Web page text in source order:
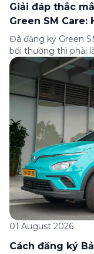
Giải đáp thắc
Green SM Care:
hỗ trợ
Đã đăng ký Green
bồi thường thì phải
nhận bảo hiểm tìm
câu hỏi thường gặp
của Green […]
01 August 2026
Cách đăng ký